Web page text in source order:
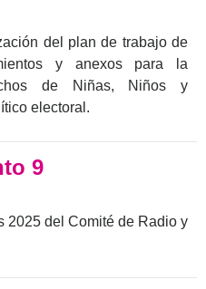
del plan de trabajo de
y anexos para la
de Niñas, Niños y
electoral.
9
2025 del Comité de Radio y